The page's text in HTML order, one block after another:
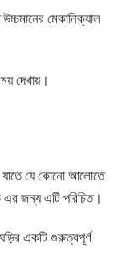
মেকানিক্যাল
দেখায়।
যাতে যে কোনো আলোতে
এর জন্য এটি পরিচিত।
একটি গুরুত্বপূর্ণ